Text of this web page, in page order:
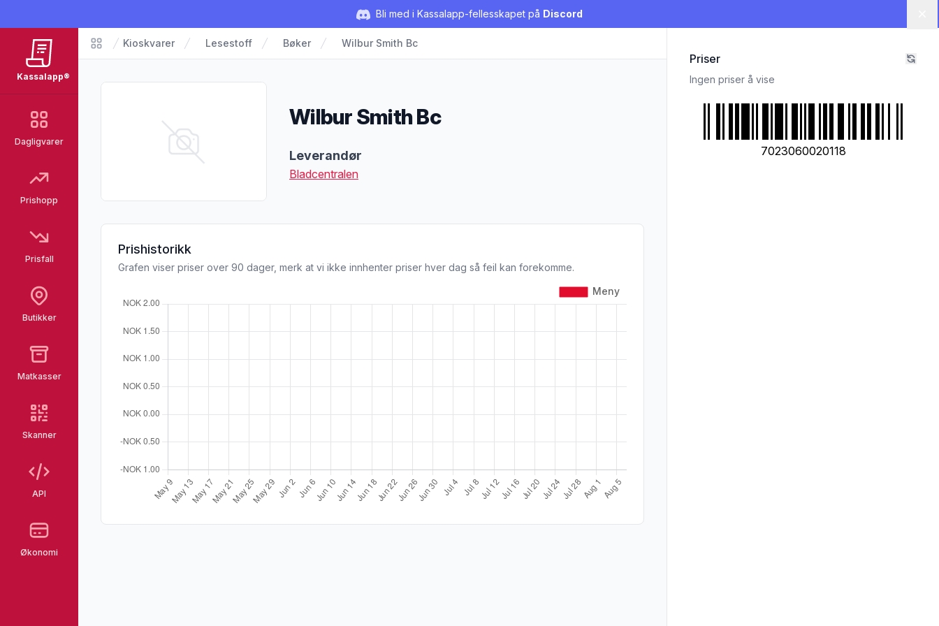
Bli med i Kassalapp-fellesskapet på Discord
Kassalapp®
Dagligvarer
Prishopp
Prisfall
Butikker
Matkasser
Skanner
API
Økonomi
Matvarer
Kioskvarer Lesestoff Bøker Wilbur Smith Bc
Wilbur Smith Bc
Leverandør
Bladcentralen
Prishistorikk
Grafen viser priser over 90 dager, merk at vi ikke innhenter priser hver dag så feil kan forekomme.
Priser
Ingen priser å vise
7023060020118